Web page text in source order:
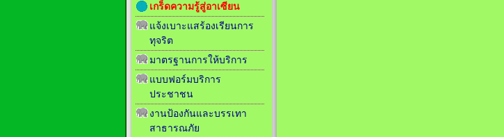
เกร็ดความรู้สู่อาเซียน
แจ้งเบาะแสร้องเรียนการ
ทุจริต
มาตรฐานการให้บริการ
แบบฟอร์มบริการ
ประชาชน
งานป้องกันและบรรเทา
สาธารณภัย